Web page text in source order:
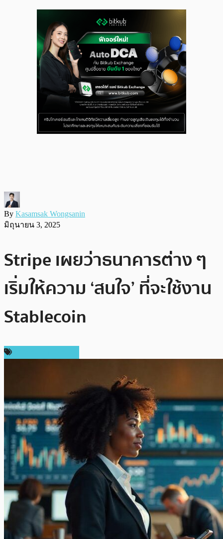
By Kasamsak Wongsanin
มิถุนายน 3, 2025
Stripe เผยว่าธนาคารต่าง ๆ
เริ่มให้ความ ‘สนใจ’ ที่จะใช้งาน
Stablecoin